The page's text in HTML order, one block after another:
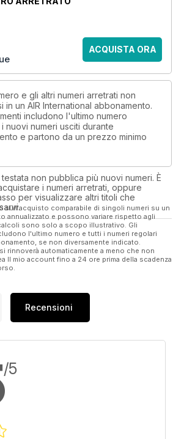
ACQUISTA ORA
e gli altri numeri arretrati non
in un AIR International abbonamento.
includono l'ultimo numero
nuovi numeri usciti durante
e partono da un prezzo minimo
non pubblica più nuovi numeri. È
i numeri arretrati, oppure
per visualizzare altri titoli che
sull'acquisto comparabile di singoli numeri su un
annualizzato e possono variare rispetto agli
sono solo a scopo illustrativo. Gli
l'ultimo numero e tutti i numeri regolari
se non diversamente indicato.
rinnoverà automaticamente a meno che non
Il mio account fino a 24 ore prima della scadenza
Recensioni
/5